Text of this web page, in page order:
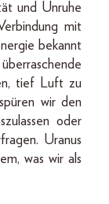
und Unruhe
mit
bekannt
tief Luft zu
wir den
oder
Uranus
was wir als